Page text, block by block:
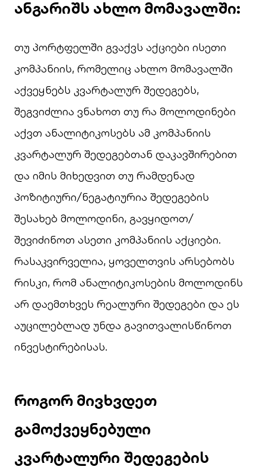
ანგარიშს ახლო მომავალში:
თუ პორტფელში გვაქვს აქციები ისეთი
კომპანიის, რომელიც ახლო მომავალში
აქვეყნებს კვარტალურ შედეგებს,
შეგვიძლია ვნახოთ თუ რა მოლოდინები
აქვთ ანალიტიკოსებს ამ კომპანიის
კვარტალურ შედეგებთან დაკავშირებით
და იმის მიხედვით თუ რამდენად
პოზიტიური/ნეგატიურია შედეგების
შესახებ მოლოდინი, გავყიდოთ/
შევიძინოთ ასეთი კომპანიის აქციები.
რასაკვირველია, ყოველთვის არსებობს
რისკი, რომ ანალიტიკოსების მოლოდინს
არ დაემთხვეს რეალური შედეგები და ეს
აუცილებლად უნდა გავითვალისწინოთ
ინვესტირებისას.
როგორ მივხვდეთ
გამოქვეყნებული
კვარტალური შედეგების